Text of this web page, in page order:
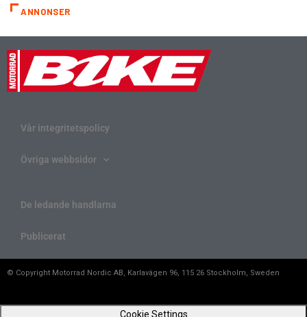
ANNONSER
Vår integritetspolicy
Övriga webbsidor
De ledande handlarna
Publicerat
© Copyright Motorrad Nordic AB, Karlavägen 96, 115 26 Stockholm, Sweden
Cookie Settings